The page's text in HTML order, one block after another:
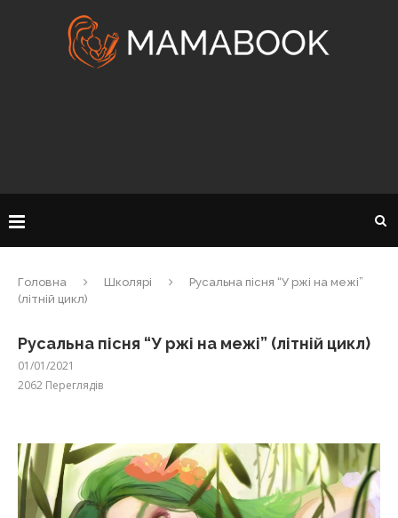
Головна Школярі
Русальна пісня “У ржі на межі”
(літній цикл)
Русальна пісня “У ржі на межі” (літній цикл)
01/01/2021
2062 Переглядів